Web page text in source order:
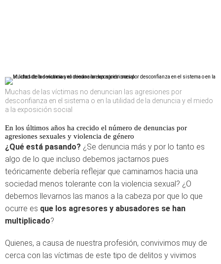
Muchas de las víctimas no denuncian las agresiones por
desconfianza en el sistema o en la utilidad de la denuncia y el miedo
a la exposición social
En los últimos años ha crecido el número de denuncias por
agresiones sexuales y violencia de género
¿Qué está pasando? ¿Se denuncia más y por lo tanto es
algo de lo que incluso debemos jactarnos pues
teóricamente debería reflejar que caminamos hacia una
sociedad menos tolerante con la violencia sexual? ¿O
debemos llevarnos las manos a la cabeza por que lo que
ocurre es que los agresores y abusadores se han
multiplicado?
Quienes, a causa de nuestra profesión, convivimos muy de
cerca con las víctimas de este tipo de delitos y vivimos